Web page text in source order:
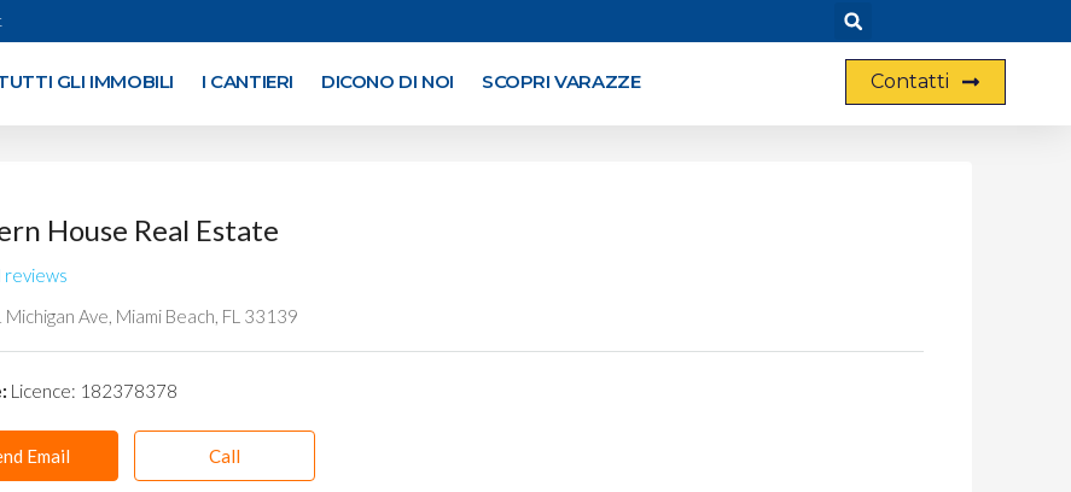
GLI IMMOBILI I CANTIERI DICONO DI NOI SCOPRI VARAZZE Contatti
House Real Estate
reviews
Ave, Miami Beach, FL 33139
Licence: 182378378
Email Call